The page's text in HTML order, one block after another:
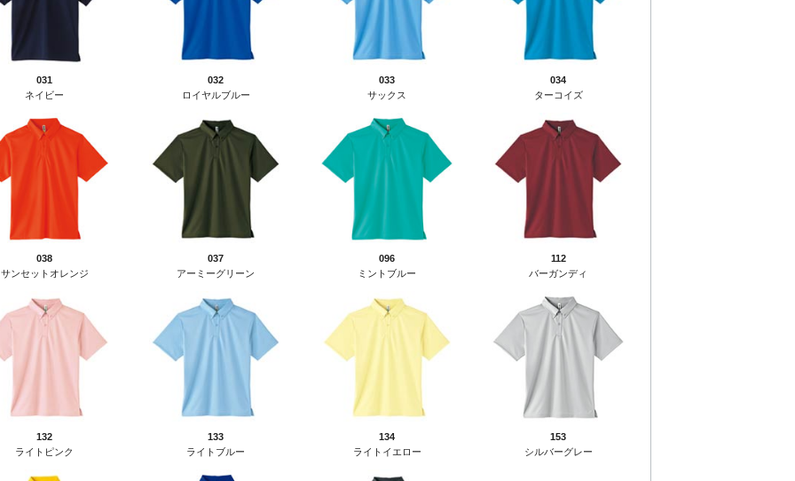
031
ネイビー
032
ロイヤルブルー
033
サックス
034
ターコイズ
038
サンセットオレンジ
037
アーミーグリーン
096
ミントブルー
112
バーガンディ
132
ライトピンク
133
ライトブルー
134
ライトイエロー
153
シルバーグレー